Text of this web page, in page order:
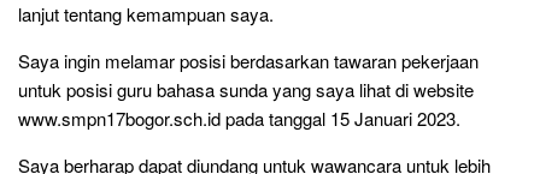
lanjut tentang kemampuan saya.
Saya ingin melamar posisi berdasarkan tawaran pekerjaan
untuk posisi guru bahasa sunda yang saya lihat di website
www.smpn17bogor.sch.id pada tanggal 15 Januari 2023.
Saya berharap dapat diundang untuk wawancara untuk lebih